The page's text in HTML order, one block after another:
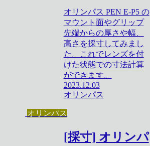
オリンパス PEN E-P5 の
マウント面やグリップ
先端からの厚さや幅、
高さを採寸してみまし
た。これでレンズを付
けた状態での寸法計算
ができます。
2023.12.03
オリンパス
オリンパス
[採寸] オリンパ